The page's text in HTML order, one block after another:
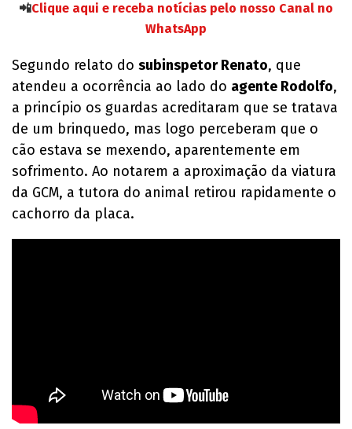
📲Clique aqui e receba notícias pelo nosso Canal no
WhatsApp
Segundo relato do subinspetor Renato, que
atendeu a ocorrência ao lado do agente Rodolfo,
a princípio os guardas acreditaram que se tratava
de um brinquedo, mas logo perceberam que o
cão estava se mexendo, aparentemente em
sofrimento. Ao notarem a aproximação da viatura
da GCM, a tutora do animal retirou rapidamente o
cachorro da placa.